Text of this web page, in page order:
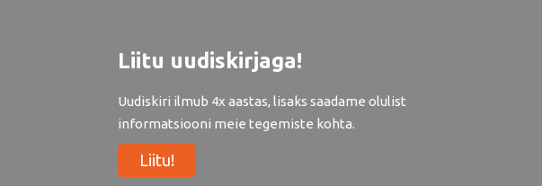
Liitu uudiskirjaga!
Uudiskiri ilmub 4x aastas, lisaks saadame olulist
informatsiooni meie tegemiste kohta.
Liitu!